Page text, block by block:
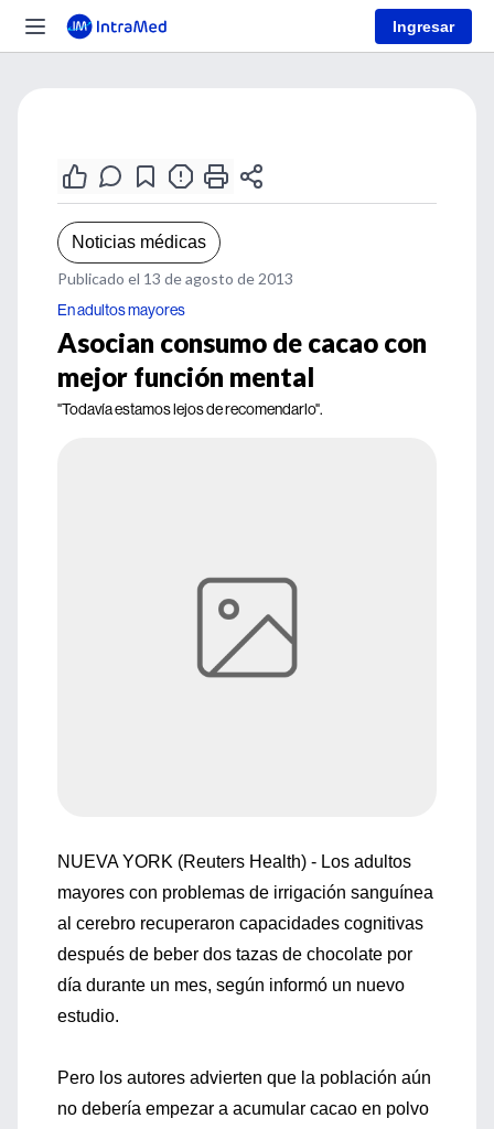
Ingresar
Noticias médicas
Publicado el 13 de agosto de 2013
En adultos mayores
Asocian consumo de cacao con
mejor función mental
"Todavía estamos lejos de recomendarlo".
NUEVA YORK (Reuters Health) - Los adultos
mayores con problemas de irrigación sanguínea
al cerebro recuperaron capacidades cognitivas
después de beber dos tazas de chocolate por
día durante un mes, según informó un nuevo
estudio.
Pero los autores advierten que la población aún
no debería empezar a acumular cacao en polvo